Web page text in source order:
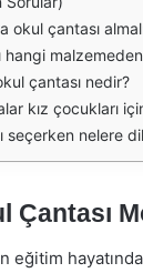
okul çantası
malzemeden
çantası nedir?
kız çocukları
seçerken nelere
Çantası
eğitim